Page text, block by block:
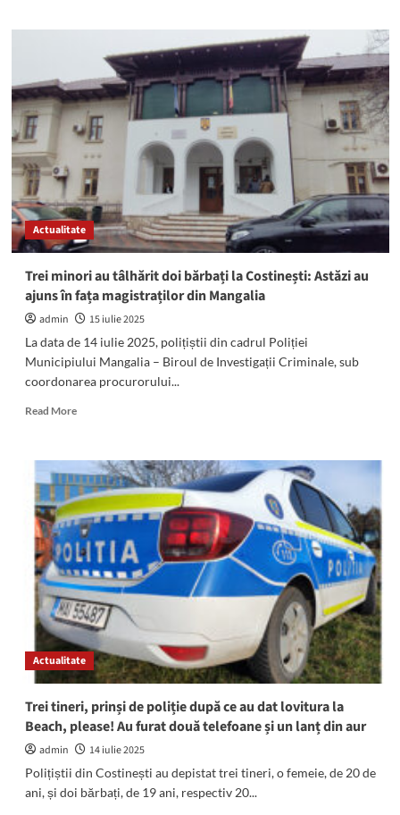
(FOTO/VIDEO)
stațiunea
tineretului,
în
plin
sezon
estival
Actualitate
Trei minori au tâlhărit doi bărbați la Costinești: Astăzi au
ajuns în fața magistraților din Mangalia
admin
15 iulie 2025
La data de 14 iulie 2025, polițiștii din cadrul Poliției
Municipiului Mangalia – Biroul de Investigații Criminale, sub
coordonarea procurorului...
Read MoreRead
Trei
minori
au
tâlhărit
doi
bărbați
la
Costinești:
Astăzi
au
ajuns
în
fața
magistraților
Mangalia
Actualitate
Trei tineri, prinși de poliție după ce au dat lovitura la
Beach, please! Au furat două telefoane și un lanț din aur
admin
14 iulie 2025
Polițiștii din Costinești au depistat trei tineri, o femeie, de 20 de
ani, și doi bărbați, de 19 ani, respectiv 20...